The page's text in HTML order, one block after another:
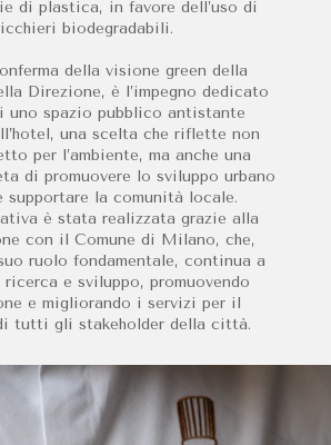
di plastica, in favore dell’uso di
biodegradabili.
della visione green della
Direzione, è l’impegno dedicato
uno spazio pubblico antistante
una scelta che riflette non
per l’ambiente, ma anche una
di promuovere lo sviluppo urbano
supportare la comunità locale.
è stata realizzata grazie alla
con il Comune di Milano, che,
ruolo fondamentale, continua a
e sviluppo, promuovendo
e migliorando i servizi per il
tutti gli stakeholder della città.